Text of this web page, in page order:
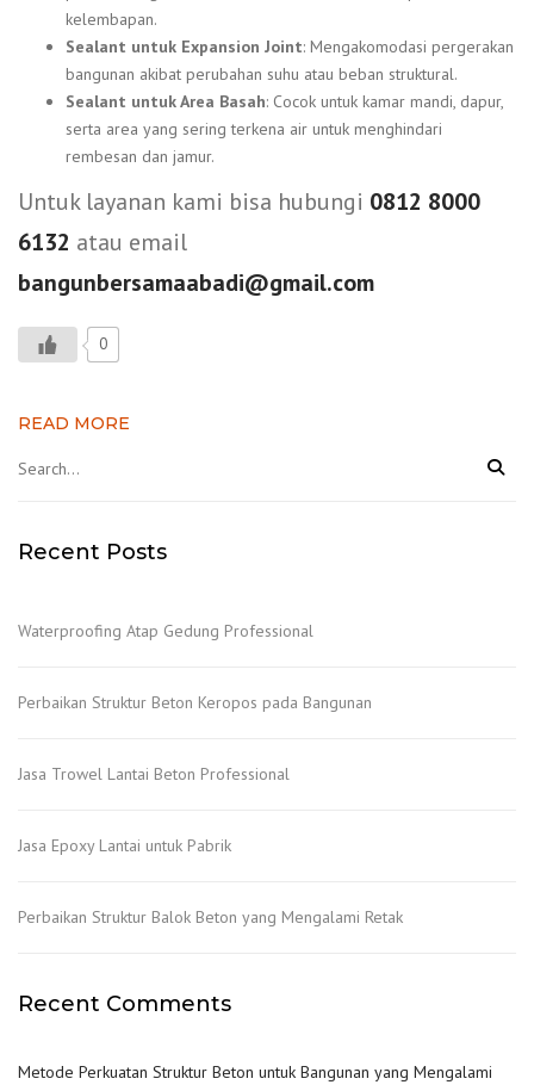
kelembapan.
Sealant untuk Expansion Joint: Mengakomodasi pergerakan
bangunan akibat perubahan suhu atau beban struktural.
Sealant untuk Area Basah: Cocok untuk kamar mandi, dapur,
serta area yang sering terkena air untuk menghindari
rembesan dan jamur.
Untuk layanan kami bisa hubungi 0812 8000
6132 atau email
bangunbersamaabadi@gmail.com
0
READ MORE
Recent Posts
Waterproofing Atap Gedung Professional
Perbaikan Struktur Beton Keropos pada Bangunan
Jasa Trowel Lantai Beton Professional
Jasa Epoxy Lantai untuk Pabrik
Perbaikan Struktur Balok Beton yang Mengalami Retak
Recent Comments
Metode Perkuatan Struktur Beton untuk Bangunan yang Mengalami